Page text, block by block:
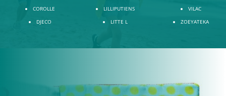
COROLLE
DJECO
LILLIPUTIENS
LITTE L
VILAC
ZOEYATEKA